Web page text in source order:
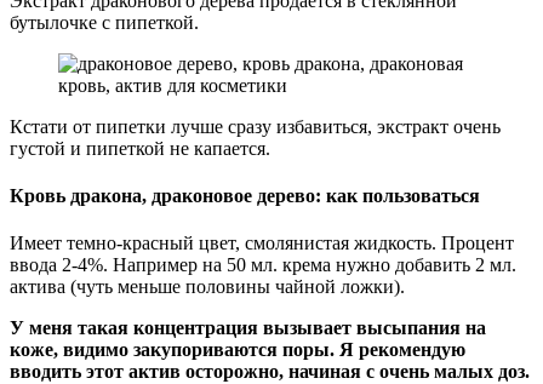
бутылочке с пипеткой.
Кстати от пипетки лучше сразу избавиться, экстракт очень
густой и пипеткой не капается.
Кровь дракона, драконовое дерево: как пользоваться
Имеет темно-красный цвет, смолянистая жидкость. Процент
ввода 2-4%. Например на 50 мл. крема нужно добавить 2 мл.
актива (чуть меньше половины чайной ложки).
У меня такая концентрация вызывает высыпания на
коже, видимо закупориваются поры. Я рекомендую
вводить этот актив осторожно, начиная с очень малых доз.